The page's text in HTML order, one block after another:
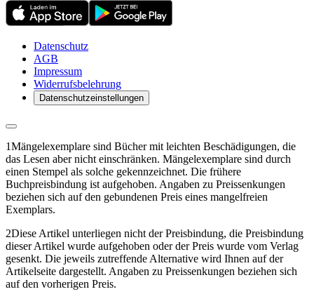
Datenschutz
AGB
Impressum
Widerrufsbelehrung
Datenschutzeinstellungen
1Mängelexemplare sind Bücher mit leichten Beschädigungen, die
das Lesen aber nicht einschränken. Mängelexemplare sind durch
einen Stempel als solche gekennzeichnet. Die frühere
Buchpreisbindung ist aufgehoben. Angaben zu Preissenkungen
beziehen sich auf den gebundenen Preis eines mangelfreien
Exemplars.
2Diese Artikel unterliegen nicht der Preisbindung, die Preisbindung
dieser Artikel wurde aufgehoben oder der Preis wurde vom Verlag
gesenkt. Die jeweils zutreffende Alternative wird Ihnen auf der
Artikelseite dargestellt. Angaben zu Preissenkungen beziehen sich
auf den vorherigen Preis.